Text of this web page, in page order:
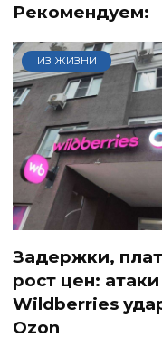
Рекомендуем:
ИЗ ЖИЗНИ
Задержки,
рост цен:
Wildberries
Ozon